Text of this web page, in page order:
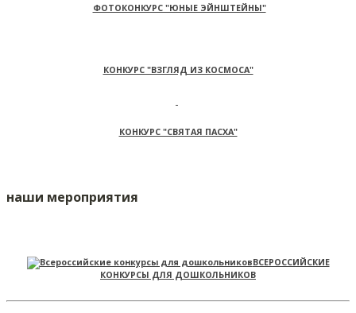
ФОТОКОНКУРС "ЮНЫЕ ЭЙНШТЕЙНЫ"
КОНКУРС "ВЗГЛЯД ИЗ КОСМОСА"
КОНКУРС "СВЯТАЯ ПАСХА"
наши мероприятия
ВСЕРОССИЙСКИЕ
КОНКУРСЫ ДЛЯ ДОШКОЛЬНИКОВ